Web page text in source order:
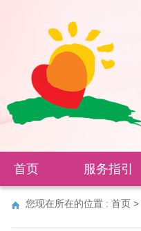
首页 服务指引
您现在所在的位置 : 首页 >